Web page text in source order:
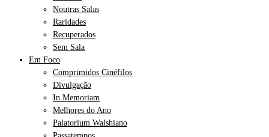
Noutras Salas
Raridades
Recuperados
Sem Sala
Em Foco
Comprimidos Cinéfilos
Divulgação
In Memoriam
Melhores do Ano
Palatorium Walshiano